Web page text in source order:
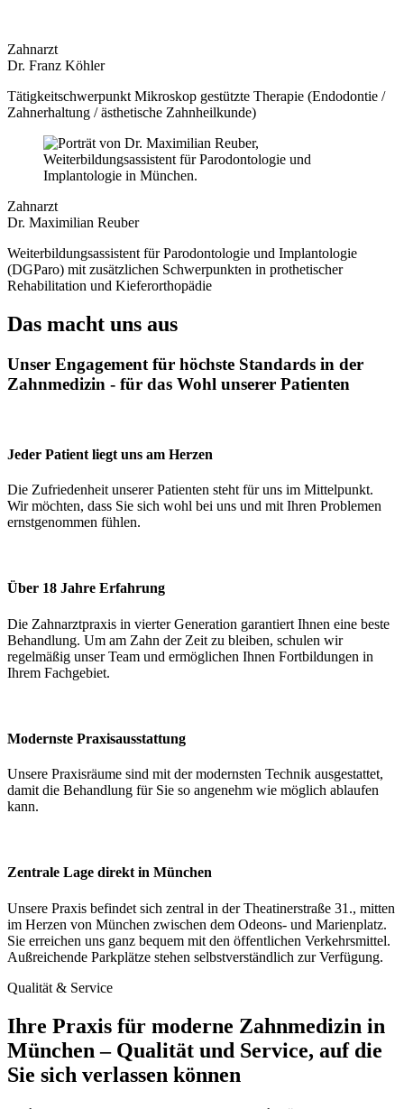
Zahnarzt
Dr. Franz Köhler
Tätigkeitschwerpunkt Mikroskop gestützte Therapie (Endodontie /
Zahnerhaltung / ästhetische Zahnheilkunde)
Zahnarzt
Dr. Maximilian Reuber
Weiterbildungsassistent für Parodontologie und Implantologie
(DGParo) mit zusätzlichen Schwerpunkten in prothetischer
Rehabilitation und Kieferorthopädie
Das macht uns aus
Unser Engagement für höchste Standards in der
Zahnmedizin - für das Wohl unserer Patienten
Jeder Patient liegt uns am Herzen
Die Zufriedenheit unserer Patienten steht für uns im Mittelpunkt.
Wir möchten, dass Sie sich wohl bei uns und mit Ihren Problemen
ernstgenommen fühlen.
Über 18 Jahre Erfahrung
Die Zahnarztpraxis in vierter Generation garantiert Ihnen eine beste
Behandlung. Um am Zahn der Zeit zu bleiben, schulen wir
regelmäßig unser Team und ermöglichen Ihnen Fortbildungen in
Ihrem Fachgebiet.
Modernste Praxisausstattung
Unsere Praxisräume sind mit der modernsten Technik ausgestattet,
damit die Behandlung für Sie so angenehm wie möglich ablaufen
kann.
Zentrale Lage direkt in München
Unsere Praxis befindet sich zentral in der Theatinerstraße 31., mitten
im Herzen von München zwischen dem Odeons- und Marienplatz.
Sie erreichen uns ganz bequem mit den öffentlichen Verkehrsmittel.
Außreichende Parkplätze stehen selbstverständlich zur Verfügung.
Qualität & Service
Ihre Praxis für moderne Zahnmedizin in
München – Qualität und Service, auf die
Sie sich verlassen können